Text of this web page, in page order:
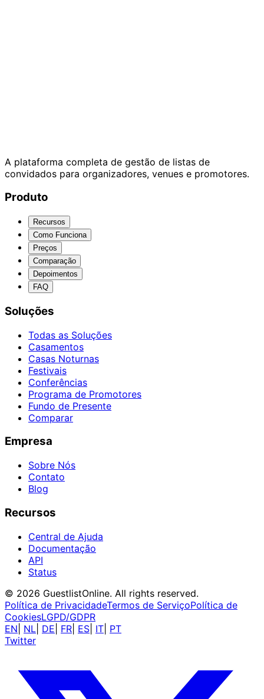
A plataforma completa de gestão de listas de
convidados para organizadores, venues e promotores.
Produto
Recursos
Como Funciona
Preços
Comparação
Depoimentos
FAQ
Soluções
Todas as Soluções
Casamentos
Casas Noturnas
Festivais
Conferências
Programa de Promotores
Fundo de Presente
Comparar
Empresa
Sobre Nós
Contato
Blog
Recursos
Central de Ajuda
Documentação
API
Status
© 2026 GuestlistOnline. All rights reserved.
Política de PrivacidadeTermos de ServiçoPolítica de
CookiesLGPD/GDPR
EN NL DE FR ES IT PT
Twitter